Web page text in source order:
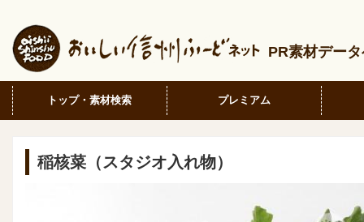
PR素材デー
トップ・素材検索 プレミアム
稲核菜（スタジオ入れ物）